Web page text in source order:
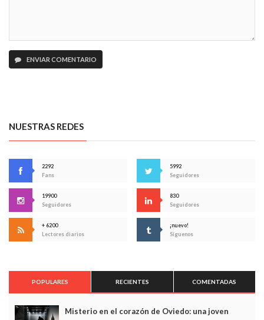
ENVIAR COMENTARIO
NUESTRAS REDES
2292
Fans
5992
Seguidores
19900
Seguidores
830
Seguidores
+ 6200
Lectores diarios
¡nuevo!
Síguenos
POPULARES RECIENTES COMENTADAS
Misterio en el corazón de Oviedo: una joven